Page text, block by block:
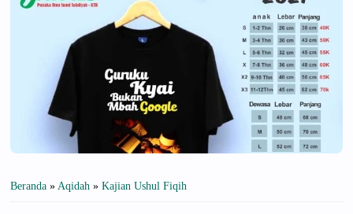
Beranda » Aqidah » Kajian Ushul Fiqih